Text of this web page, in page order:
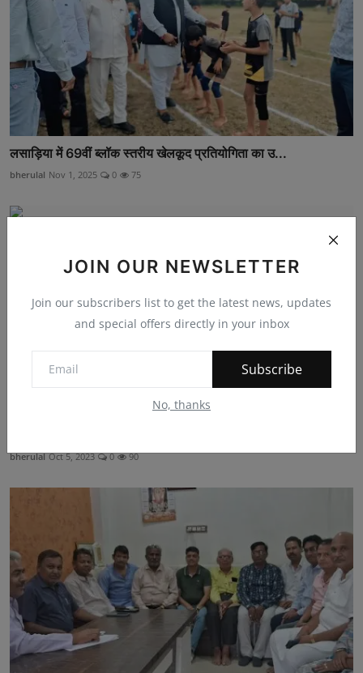
JOIN OUR NEWSLETTER
Join our subscribers list to get the latest news, updates
and special offers directly in your inbox
Subscribe
No, thanks
लसाड़िया में 69वीं ब्लॉक स्तरीय खेलकूद प्रतियोगिता का उ...
bherulal Nov 1, 2025 0 75
bherulal Oct 5, 2023 0 90